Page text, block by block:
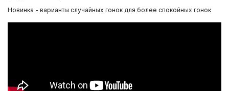
Новинка - варианты случайных гонок для более спокойных гонок